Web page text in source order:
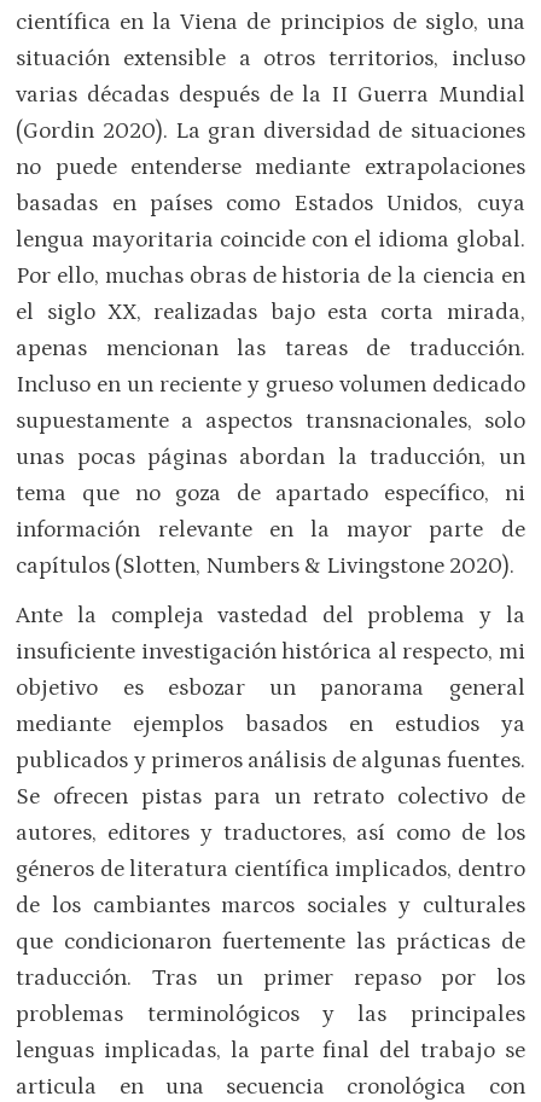
científica en la Viena de principios de siglo, una
situación extensible a otros territorios, incluso
varias décadas después de la II Guerra Mundial
(Gordin 2020). La gran diversidad de situaciones
no puede entenderse mediante extrapolaciones
basadas en países como Estados Unidos, cuya
lengua mayoritaria coincide con el idioma global.
Por ello, muchas obras de historia de la ciencia en
el siglo XX, realizadas bajo esta corta mirada,
apenas mencionan las tareas de traducción.
Incluso en un reciente y grueso volumen dedicado
supuestamente a aspectos transnacionales, solo
unas pocas páginas abordan la traducción, un
tema que no goza de apartado específico, ni
información relevante en la mayor parte de
capítulos (Slotten, Numbers & Livingstone 2020).
Ante la compleja vastedad del problema y la
insuficiente investigación histórica al respecto, mi
objetivo es esbozar un panorama general
mediante ejemplos basados en estudios ya
publicados y primeros análisis de algunas fuentes.
Se ofrecen pistas para un retrato colectivo de
autores, editores y traductores, así como de los
géneros de literatura científica implicados, dentro
de los cambiantes marcos sociales y culturales
que condicionaron fuertemente las prácticas de
traducción. Tras un primer repaso por los
problemas terminológicos y las principales
lenguas implicadas, la parte final del trabajo se
articula en una secuencia cronológica con